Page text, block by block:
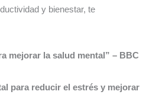
y bienestar, te
mejorar la salud mental” – BBC
para reducir el estrés y mejorar